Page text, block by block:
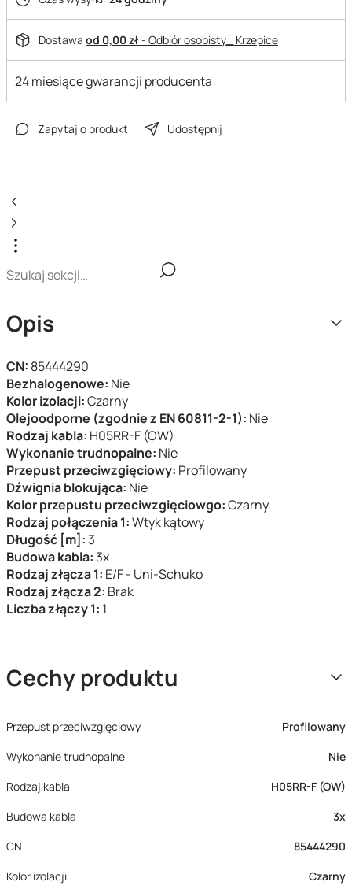
Dostawa od 0,00 zł- Odbiór osobisty_ Krzepice
24 miesiące gwarancji producenta
Zapytaj o produkt Udostępnij
Opis
CN: 85444290
Bezhalogenowe: Nie
Kolor izolacji:Czarny
Olejoodporne (zgodnie z EN 60811-2-1): Nie
Rodzaj kabla: H05RR-F (OW)
Wykonanie trudnopalne: Nie
Przepust przeciwzgięciowy: Profilowany
Dźwignia blokująca: Nie
Kolor przepustu przeciwzgięciowgo:Czarny
Rodzaj połączenia 1:Wtyk kątowy
Długość [m]: 3
Budowa kabla: 3x
Rodzaj złącza 1: E/F - Uni-Schuko
Rodzaj złącza 2: Brak
Liczba złączy 1: 1
Cechy produktu
Przepust przeciwzgięciowy
Profilowany
Wykonanie trudnopalne
Nie
Rodzaj kabla
H05RR-F (OW)
Budowa kabla
3x
CN
85444290
Kolor izolacji
Czarny